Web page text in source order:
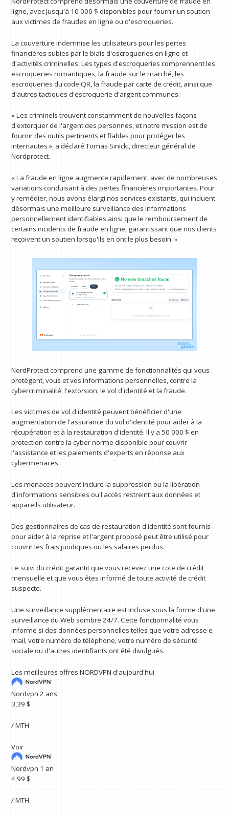
ligne, avec jusqu'à 10 000 $ disponibles pour fournir un soutien
aux victimes de fraudes en ligne ou d'escroqueries.
La couverture indemnise les utilisateurs pour les pertes
financières subies par le biais d'escroqueries en ligne et
d'activités criminelles. Les types d'escroqueries comprennent les
escroqueries romantiques, la fraude sur le marché, les
escroqueries du code QR, la fraude par carte de crédit, ainsi que
d'autres tactiques d'escroquerie d'argent communes.
« Les criminels trouvent constamment de nouvelles façons
d'extorquer de l'argent des personnes, et notre mission est de
fournir des outils pertinents et fiables pour protéger les
internautes », a déclaré Tomas Sinicki, directeur général de
Nordprotect.
« La fraude en ligne augmente rapidement, avec de nombreuses
variations conduisant à des pertes financières importantes. Pour
y remédier, nous avons élargi nos services existants, qui incluent
désormais une meilleure surveillance des informations
personnellement identifiables ainsi que le remboursement de
certains incidents de fraude en ligne, garantissant que nos clients
reçoivent un soutien lorsqu'ils en ont le plus besoin. »
NordProtect comprend une gamme de fonctionnalités qui vous
protègent, vous et vos informations personnelles, contre la
cybercriminalité, l'extorsion, le vol d'identité et la fraude.
Les victimes de vol d'identité peuvent bénéficier d'une
augmentation de l'assurance du vol d'identité pour aider à la
récupération et à la restauration d'identité. Il y a 50 000 $ en
protection contre la cyber norme disponible pour couvrir
l'assistance et les paiements d'experts en réponse aux
cybermenaces.
Les menaces peuvent inclure la suppression ou la libération
d'informations sensibles ou l'accès restreint aux données et
appareils utilisateur.
Des gestionnaires de cas de restauration d'identité sont fournis
pour aider à la reprise et l'argent proposé peut être utilisé pour
couvrir les frais juridiques ou les salaires perdus.
Le suivi du crédit garantit que vous recevez une cote de crédit
mensuelle et que vous êtes informé de toute activité de crédit
suspecte.
Une surveillance supplémentaire est incluse sous la forme d'une
surveillance du Web sombre 24/7. Cette fonctionnalité vous
informe si des données personnelles telles que votre adresse e-
mail, votre numéro de téléphone, votre numéro de sécurité
sociale ou d'autres identifiants ont été divulgués.
Les meilleures offres NORDVPN d'aujourd'hui
Nordvpn 2 ans
3,39 $
/ MTH
Voir
Nordvpn 1 an
4,99 $
/ MTH